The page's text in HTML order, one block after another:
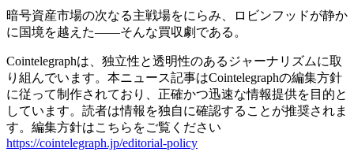
暗号資産市場の次なる主戦場をにらみ、ロビンフッドが静か
に国境を越えた――そんな買収劇である。
Cointelegraphは、独立性と透明性のあるジャーナリズムに取
り組んでいます。本ニュース記事はCointelegraphの編集方針
に従って制作されており、正確かつ迅速な情報提供を目的と
しています。読者は情報を独自に確認することが推奨されま
す。編集方針はこちらをご覧ください
https://cointelegraph.jp/editorial-policy